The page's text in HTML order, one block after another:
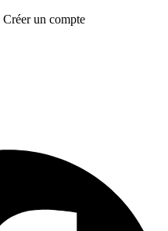
Créer un compte